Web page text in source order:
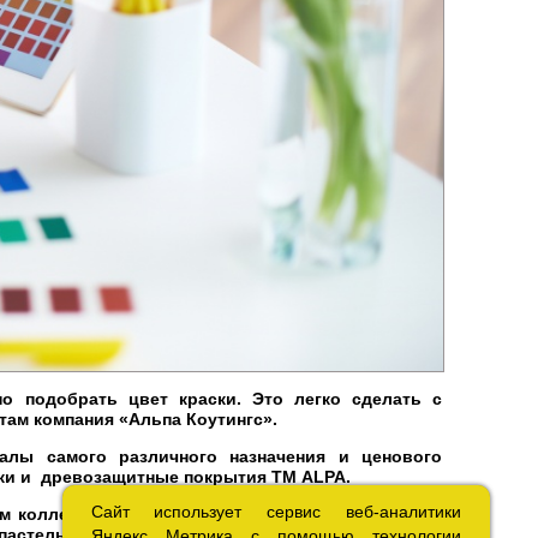
подобрать цвет краски. Это легко сделать с
компания «Альпа Коутингс».
самого различного назначения и ценового
и древозащитные покрытия ТМ ALPA.
ALPA PAINTS, RAL, NCS, SYMPHONY,
Сайт использует сервис веб-аналитики
Сайт использует сервис веб-аналитики